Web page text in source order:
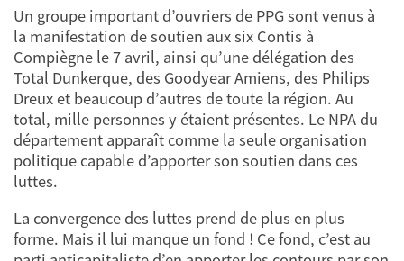
Un groupe important d’ouvriers de PPG sont venus à
la manifestation de soutien aux six Contis à
Compiègne le 7 avril, ainsi qu’une délégation des
Total Dunkerque, des Goodyear Amiens, des Philips
Dreux et beaucoup d’autres de toute la région. Au
total, mille personnes y étaient présentes. Le NPA du
département apparaît comme la seule organisation
politique capable d’apporter son soutien dans ces
luttes.
La convergence des luttes prend de plus en plus
forme. Mais il lui manque un fond ! Ce fond, c’est au